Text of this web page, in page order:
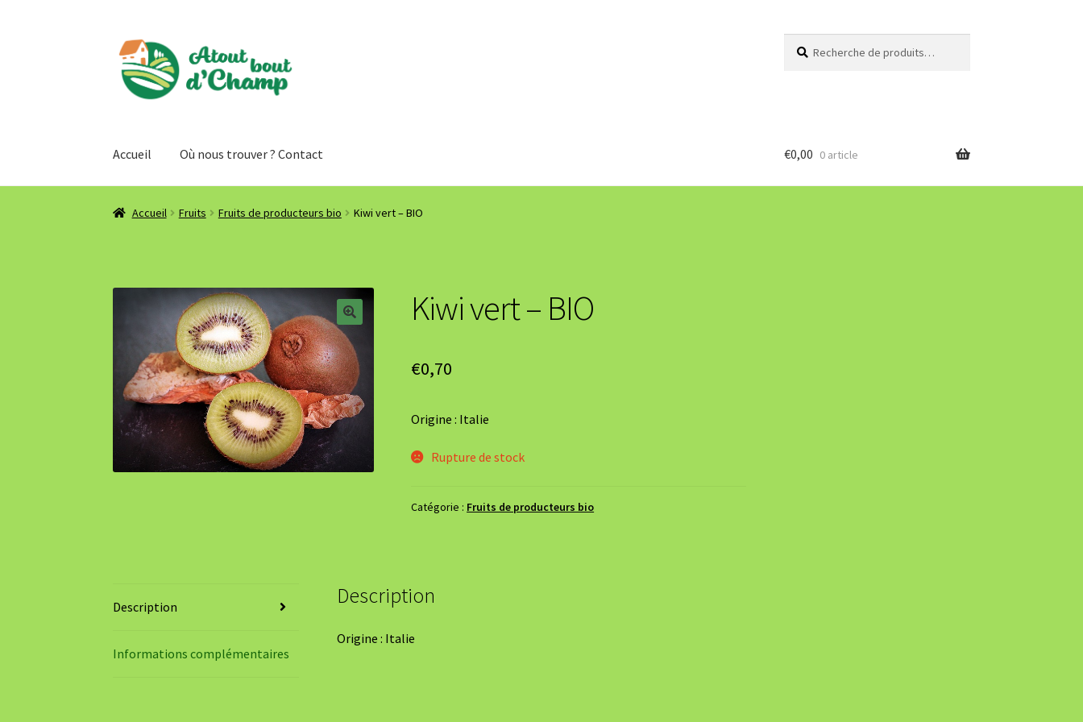
Aller
la
navigation
Aller
au
contenu
pour :
Accueil Où nous trouver ? Contact €0,00 0 article
Accueil Fruits Fruits de producteurs bio Kiwi vert – BIO
Kiwi vert – BIO
€0,70
Origine : Italie
Rupture de stock
Catégorie : Fruits de producteurs bio
Description
Informations complémentaires
Description
Origine : Italie